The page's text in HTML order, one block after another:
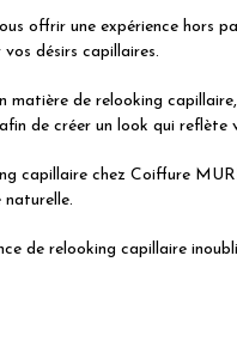
offrir une expérience hors
désirs capillaires.
de relooking
de créer un look qui
capillaire chez Coiffure
de relooking capillaire